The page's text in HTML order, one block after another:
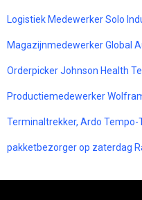
Logistiek Medewerker Solo
Magazijnmedewerker Global
Orderpicker Johnson Health
Productiemedewerker
Terminaltrekker, Ardo
pakketbezorger op zaterdag